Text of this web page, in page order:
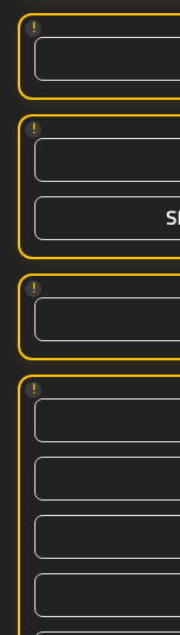
!
!
!
!